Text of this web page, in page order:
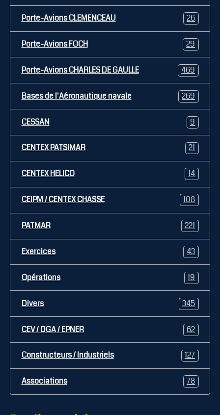
Porte-Avions CLEMENCEAU 26
Porte-Avions FOCH 29
Porte-Avions CHARLES DE GAULLE 469
Bases de l'Aéronautique navale 269
CESSAN 9
CENTEX PATSIMAR 21
CENTEX HELICO 14
CEIPM / CENTEX CHASSE 108
PATMAR 221
Exercices 43
Opérations 19
Divers 345
CEV / DGA / EPNER 62
Constructeurs / Industriels 127
Associations 78